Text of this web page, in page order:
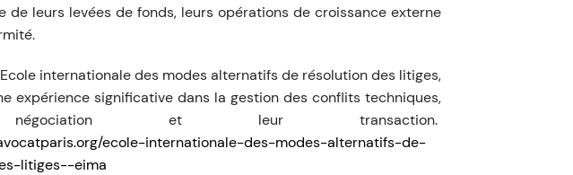
de leurs levées de fonds, leurs opérations de croissance externe
internationale des modes alternatifs de résolution des litiges,
expérience significative dans la gestion des conflits techniques,
et leur transaction.
ecole-internationale-des-modes-alternatifs-de-
litiges--eima